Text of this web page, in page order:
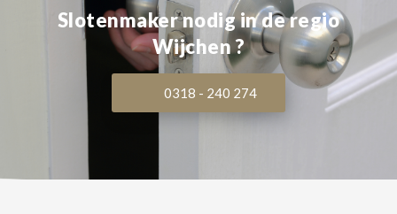
Slotenmaker nodig in de regio
Wijchen ?
0318 - 240 274